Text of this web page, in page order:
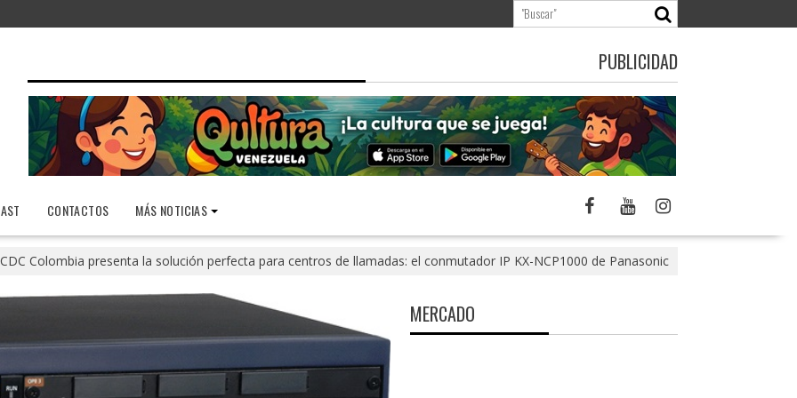
PUBLICIDAD
CONTACTOS MÁS NOTICIAS
CDC Colombia presenta la solución perfecta para centros de llamadas: el conmutador IP KX-NCP1000 de Panasonic
MERCADO